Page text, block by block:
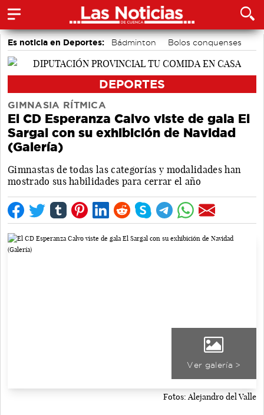
Es noticia en Deportes: Bádminton
Bolos conquenses
Piragüismo
Fútbol
DEPORTES
GIMNASIA RÍTMICA
El CD Esperanza Calvo viste de gala El
Sargal con su exhibición de Navidad
(Galería)
Gimnastas de todas las categorías y modalidades han
mostrado sus habilidades para cerrar el año
Ver galería >
Fotos: Alejandro del Valle